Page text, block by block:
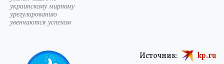
украинскому мирному
урегулированию
увенчаются успехом
Источник: kp.ru